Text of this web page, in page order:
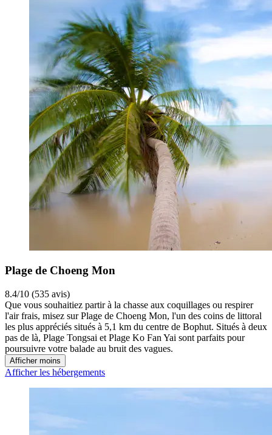
Plage de Choeng Mon
8.4/10 (535 avis)
Que vous souhaitiez partir à la chasse aux coquillages ou respirer
l'air frais, misez sur Plage de Choeng Mon, l'un des coins de littoral
les plus appréciés situés à 5,1 km du centre de Bophut. Situés à deux
pas de là, Plage Tongsai et Plage Ko Fan Yai sont parfaits pour
poursuivre votre balade au bruit des vagues.
Afficher moins
Afficher les hébergements